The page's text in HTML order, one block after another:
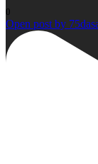
0
Open post by